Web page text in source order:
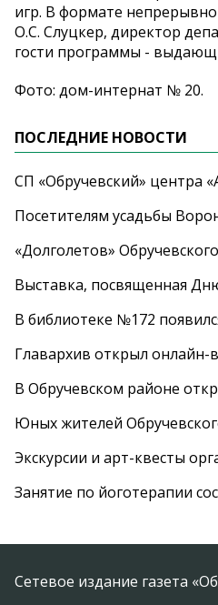
игр. В формате
О.С. Слуцкер, директор
гости программы -
Фото: дом-интернат № 20.
ПОСЛЕДНИЕ НОВОСТИ
СП «Обручевский» центра
Посетителям усадьбы
«Долголетов»
Выставка, посвященная
В библиотеке №172
Главархив открыл онлайн-
В Обручевском районе
Юных жителей
Экскурсии и арт-квесты
Занятие по йоготерапии
Сетевое издание газета